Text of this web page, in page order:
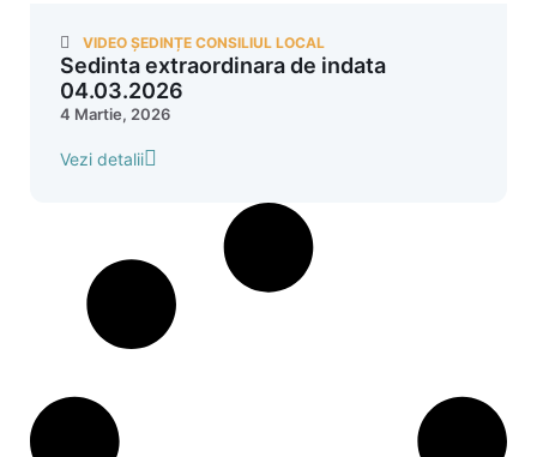
VIDEO ȘEDINȚE CONSILIUL LOCAL
Sedinta extraordinara de indata
04.03.2026
4 Martie, 2026
Vezi detalii